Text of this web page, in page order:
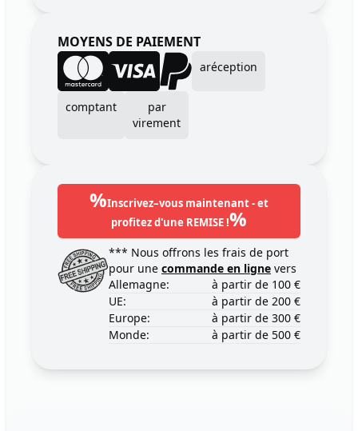
MOYENS DE PAIEMENT
aréception
comptant
par
virement
%Inscrivez–vous maintenant - et
profitez d'une REMISE !%
*** Nous offrons les frais de port
pour une commande en ligne vers
Allemagne:
à partir de 100 €
UE:
à partir de 200 €
Europe:
à partir de 300 €
Monde:
à partir de 500 €